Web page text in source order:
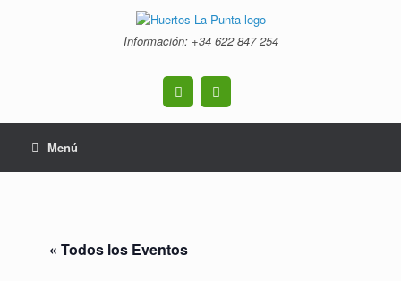
Información: +34 ‭622 847 254‬
Menú
« Todos los Eventos